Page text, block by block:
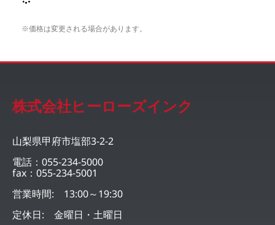
※価格は変更される場合があります。
株式会社ヒーローズインク
山梨県甲府市塩部3-2-2
電話：055-234-5000
fax：055-234-5001
営業時間: 13:00～19:30
定休日: 金曜日・土曜日